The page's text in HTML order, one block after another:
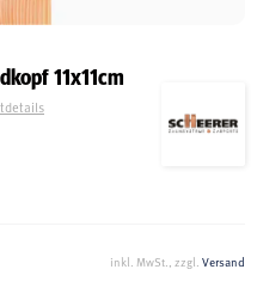
11x11cm
inkl. MwSt., zzgl. Versand